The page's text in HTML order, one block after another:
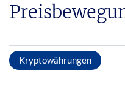
Kryptowährungen